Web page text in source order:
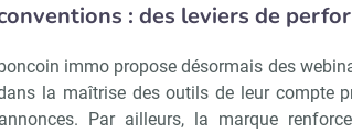
: des leviers de
immo propose désormais des
la maîtrise des outils de leur compte
Par ailleurs, la marque